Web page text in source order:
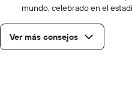
mundo, celebrado en el
Ver más consejos